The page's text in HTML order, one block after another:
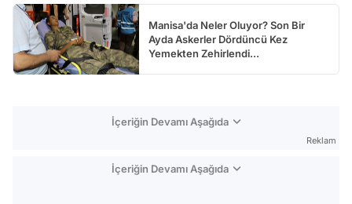
Manisa'da Neler Oluyor? Son Bir
Ayda Askerler Dördüncü Kez
Yemekten Zehirlendi...
İçeriğin Devamı Aşağıda
Reklam
İçeriğin Devamı Aşağıda